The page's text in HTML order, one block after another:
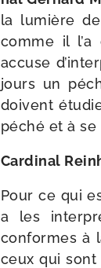
la lumière
comme il
accuse
jours un
doivent
péché et à
Cardinal
Pour ce qui
a les
conformes à
ceux qui